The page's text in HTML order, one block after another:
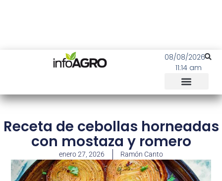
08/08/2026
11:14 am
Receta de cebollas horneadas
con mostaza y romero
enero 27, 2026 Ramón Canto